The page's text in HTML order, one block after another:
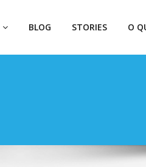
BLOG STORIES O